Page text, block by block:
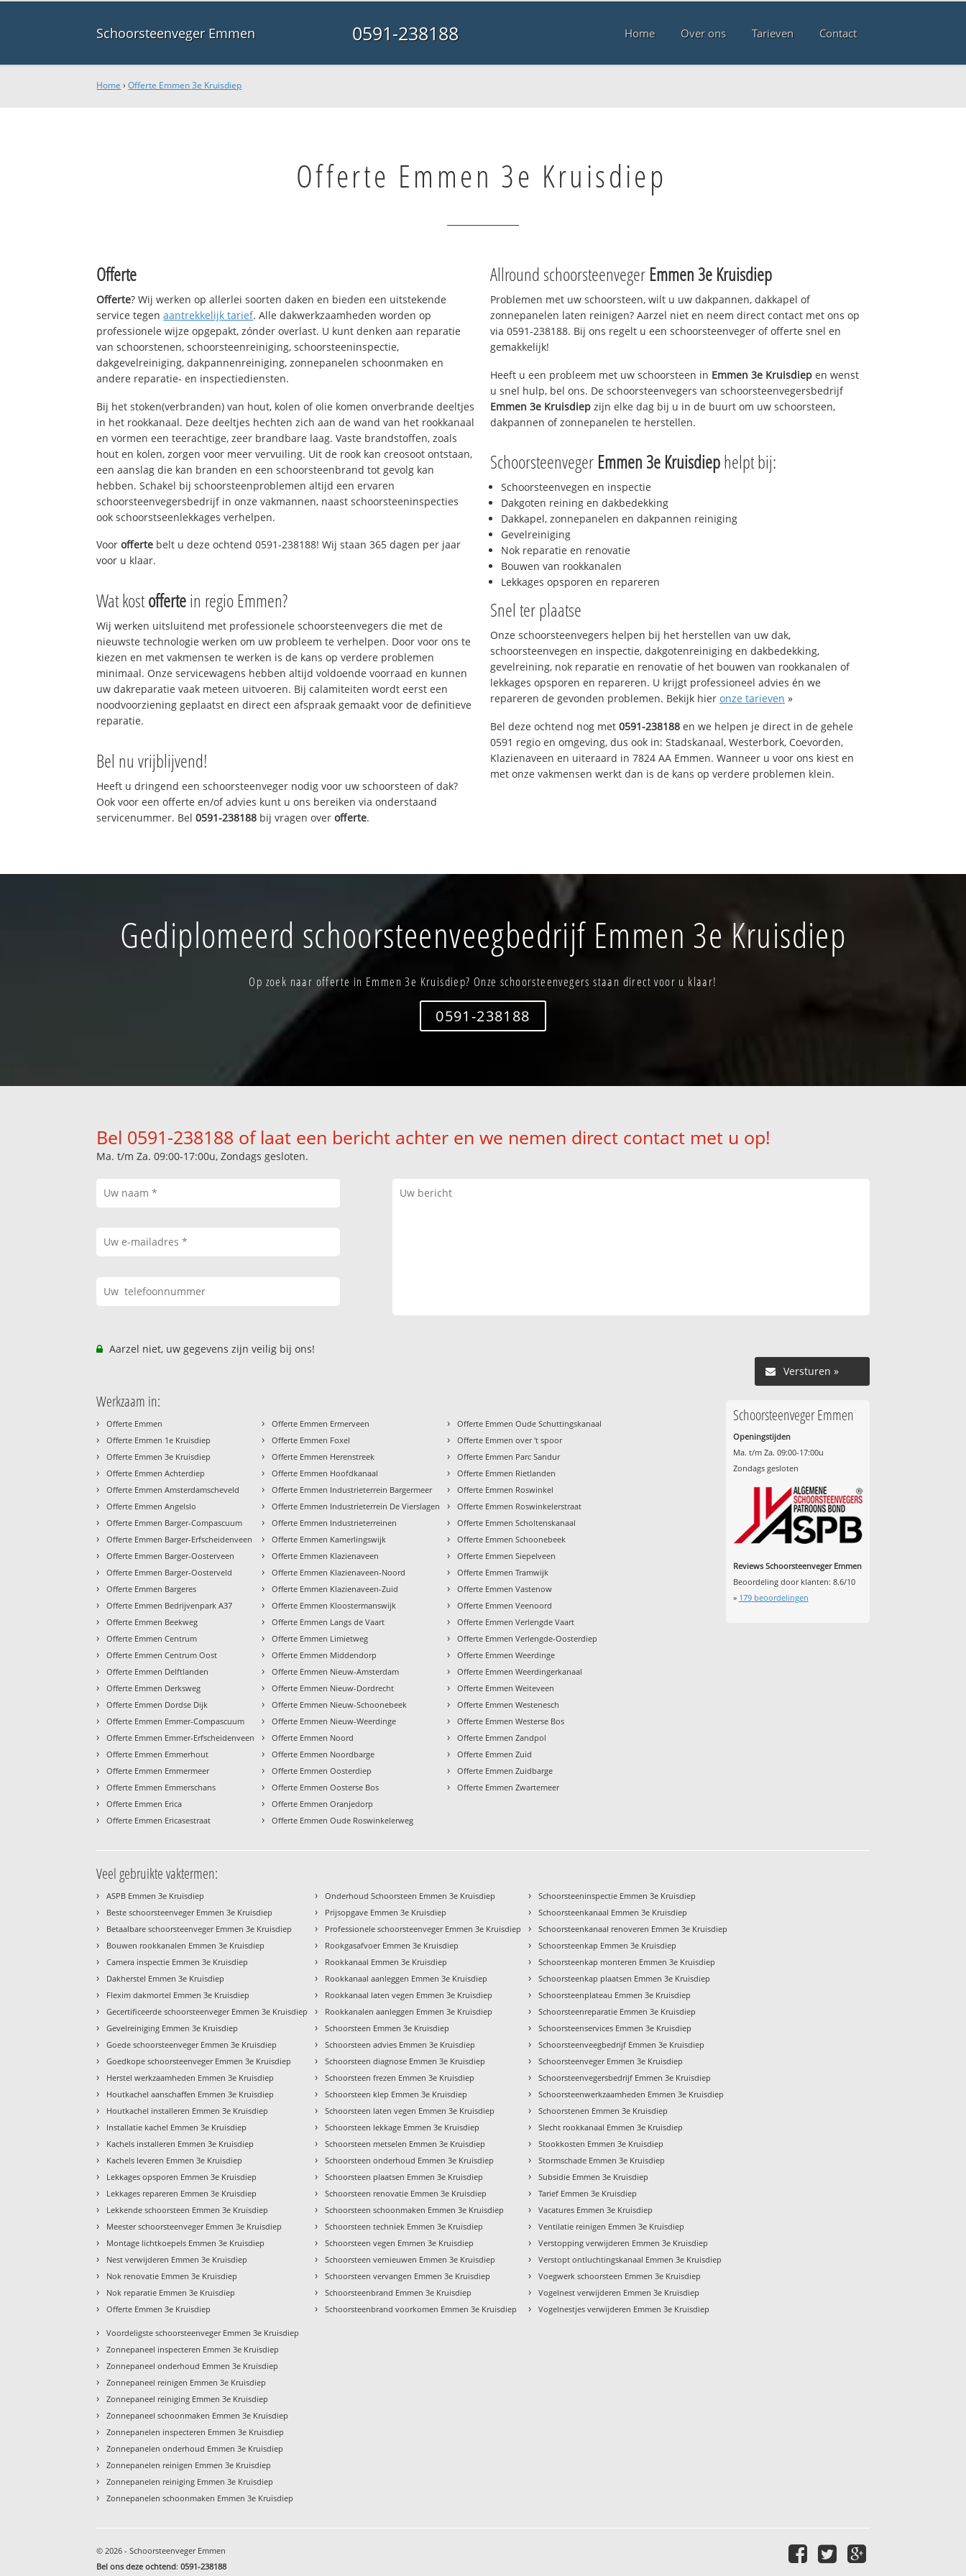
Schoorsteenveger Emmen 0591-238188 Home Over ons Tarieven Contact
Home ›Offerte Emmen 3e Kruisdiep
Offerte Emmen 3e Kruisdiep
Offerte
Offerte? Wij werken op allerlei soorten daken en bieden een uitstekende
service tegenaantrekkelijk tarief. Alle dakwerkzaamheden worden op
professionele wijze opgepakt, zónder overlast. U kunt denken aan reparatie
van schoorstenen, schoorsteenreiniging, schoorsteeninspectie,
dakgevelreiniging, dakpannenreiniging, zonnepanelen schoonmaken en
andere reparatie- en inspectiediensten.
Bij het stoken(verbranden) van hout, kolen of olie komen onverbrande deeltjes
in het rookkanaal. Deze deeltjes hechten zich aan de wand van het rookkanaal
en vormen een teerachtige, zeer brandbare laag. Vaste brandstoffen, zoals
hout en kolen, zorgen voor meer vervuiling. Uit de rook kan creosoot ontstaan,
een aanslag die kan branden en een schoorsteenbrand tot gevolg kan
hebben. Schakel bij schoorsteenproblemen altijd een ervaren
schoorsteenvegersbedrijf in onze vakmannen, naast schoorsteeninspecties
ook schoorstseenlekkages verhelpen.
Voorofferte belt u deze ochtend 0591-238188! Wij staan 365 dagen per jaar
voor u klaar.
Wat kostoffertein regio Emmen?
Wij werken uitsluitend met professionele schoorsteenvegers die met de
nieuwste technologie werken om uw probleem te verhelpen. Door voor ons te
kiezen en met vakmensen te werken is de kans op verdere problemen
minimaal. Onze servicewagens hebben altijd voldoende voorraad en kunnen
uw dakreparatie vaak meteen uitvoeren. Bij calamiteiten wordt eerst een
noodvoorziening geplaatst en direct een afspraak gemaakt voor de definitieve
reparatie.
Bel nu vrijblijvend!
Heeft u dringend een schoorsteenveger nodig voor uw schoorsteen of dak?
Ook voor een offerte en/of advies kunt u ons bereiken via onderstaand
servicenummer. Bel0591-238188 bij vragen overofferte.
Allround schoorsteenveger Emmen 3e Kruisdiep
Problemen met uw schoorsteen, wilt u uw dakpannen, dakkapel of
zonnepanelen laten reinigen? Aarzel niet en neem direct contact met ons op
via 0591-238188. Bij ons regelt u een schoorsteenveger of offerte snel en
gemakkelijk!
Heeft u een probleem met uw schoorsteen in Emmen 3e Kruisdiep en wenst
u snel hulp, bel ons. De schoorsteenvegers van schoorsteenvegersbedrijf
Emmen 3e Kruisdiep zijn elke dag bij u in de buurt om uw schoorsteen,
dakpannen of zonnepanelen te herstellen.
Schoorsteenveger Emmen 3e Kruisdiephelpt bij:
Schoorsteenvegen en inspectie
Dakgoten reining en dakbedekking
Dakkapel, zonnepanelen en dakpannen reiniging
Gevelreiniging
Nok reparatie en renovatie
Bouwen van rookkanalen
Lekkages opsporen en repareren
Snel ter plaatse
Onze schoorsteenvegers helpen bij het herstellen van uw dak,
schoorsteenvegen en inspectie, dakgotenreiniging en dakbedekking,
gevelreining, nok reparatie en renovatie of het bouwen van rookkanalen of
lekkages opsporen en repareren. U krijgt professioneel advies én we
repareren de gevonden problemen. Bekijk hier onze tarieven »
Bel deze ochtend nog met 0591-238188 en we helpen je direct in de gehele
0591 regio en omgeving, dus ook in: Stadskanaal, Westerbork, Coevorden,
Klazienaveen en uiteraard in 7824 AA Emmen. Wanneer u voor ons kiest en
met onze vakmensen werkt dan is de kans op verdere problemen klein.
Gediplomeerd schoorsteenveegbedrijf Emmen 3e Kruisdiep
Op zoek naar offerte in Emmen 3e Kruisdiep? Onze schoorsteenvegers staan direct voor u klaar!
0591-238188
Bel 0591-238188 of laat een bericht achter en we nemen direct contact met u op!
Ma. t/m Za. 09:00-17:00u, Zondags gesloten.
Aarzel niet, uw gegevens zijn veilig bij ons!
Versturen »
Werkzaam in:
› Offerte Emmen
› Offerte Emmen 1e Kruisdiep
› Offerte Emmen 3e Kruisdiep
› Offerte Emmen Achterdiep
› Offerte Emmen Amsterdamscheveld
› Offerte Emmen Angelslo
› Offerte Emmen Barger-Compascuum
› Offerte Emmen Barger-Erfscheidenveen
› Offerte Emmen Barger-Oosterveen
› Offerte Emmen Barger-Oosterveld
› Offerte Emmen Bargeres
› Offerte Emmen Bedrijvenpark A37
› Offerte Emmen Beekweg
› Offerte Emmen Centrum
› Offerte Emmen Centrum Oost
› Offerte Emmen Delftlanden
› Offerte Emmen Derksweg
› Offerte Emmen Dordse Dijk
› Offerte Emmen Emmer-Compascuum
› Offerte Emmen Emmer-Erfscheidenveen
› Offerte Emmen Emmerhout
› Offerte Emmen Emmermeer
› Offerte Emmen Emmerschans
› Offerte Emmen Erica
› Offerte Emmen Ericasestraat
› Offerte Emmen Ermerveen
› Offerte Emmen Foxel
› Offerte Emmen Herenstreek
› Offerte Emmen Hoofdkanaal
› Offerte Emmen Industrieterrein Bargermeer
› Offerte Emmen Industrieterrein De Vierslagen
› Offerte Emmen Industrieterreinen
› Offerte Emmen Kamerlingswijk
› Offerte Emmen Klazienaveen
› Offerte Emmen Klazienaveen-Noord
› Offerte Emmen Klazienaveen-Zuid
› Offerte Emmen Kloostermanswijk
› Offerte Emmen Langs de Vaart
› Offerte Emmen Limietweg
› Offerte Emmen Middendorp
› Offerte Emmen Nieuw-Amsterdam
› Offerte Emmen Nieuw-Dordrecht
› Offerte Emmen Nieuw-Schoonebeek
› Offerte Emmen Nieuw-Weerdinge
› Offerte Emmen Noord
› Offerte Emmen Noordbarge
› Offerte Emmen Oosterdiep
› Offerte Emmen Oosterse Bos
› Offerte Emmen Oranjedorp
› Offerte Emmen Oude Roswinkelerweg
› Offerte Emmen Oude Schuttingskanaal
› Offerte Emmen over 't spoor
› Offerte Emmen Parc Sandur
› Offerte Emmen Rietlanden
› Offerte Emmen Roswinkel
› Offerte Emmen Roswinkelerstraat
› Offerte Emmen Scholtenskanaal
› Offerte Emmen Schoonebeek
› Offerte Emmen Siepelveen
› Offerte Emmen Tramwijk
› Offerte Emmen Vastenow
› Offerte Emmen Veenoord
› Offerte Emmen Verlengde Vaart
› Offerte Emmen Verlengde-Oosterdiep
› Offerte Emmen Weerdinge
› Offerte Emmen Weerdingerkanaal
› Offerte Emmen Weiteveen
› Offerte Emmen Westenesch
› Offerte Emmen Westerse Bos
› Offerte Emmen Zandpol
› Offerte Emmen Zuid
› Offerte Emmen Zuidbarge
› Offerte Emmen Zwartemeer
Schoorsteenveger Emmen
Openingstijden
Ma. t/m Za. 09:00-17:00u
Zondags gesloten
Reviews Schoorsteenveger Emmen
Beoordeling door klanten: 8.6/10
» 179beoordelingen
Veel gebruikte vaktermen:
› ASPB Emmen 3e Kruisdiep
› Beste schoorsteenveger Emmen 3e Kruisdiep
› Betaalbare schoorsteenveger Emmen 3e Kruisdiep
› Bouwen rookkanalen Emmen 3e Kruisdiep
› Camera inspectie Emmen 3e Kruisdiep
› Dakherstel Emmen 3e Kruisdiep
› Flexim dakmortel Emmen 3e Kruisdiep
› Gecertificeerde schoorsteenveger Emmen 3e Kruisdiep
› Gevelreiniging Emmen 3e Kruisdiep
› Goede schoorsteenveger Emmen 3e Kruisdiep
› Goedkope schoorsteenveger Emmen 3e Kruisdiep
› Herstel werkzaamheden Emmen 3e Kruisdiep
› Houtkachel aanschaffen Emmen 3e Kruisdiep
› Houtkachel installeren Emmen 3e Kruisdiep
› Installatie kachel Emmen 3e Kruisdiep
› Kachels installeren Emmen 3e Kruisdiep
› Kachels leveren Emmen 3e Kruisdiep
› Lekkages opsporen Emmen 3e Kruisdiep
› Lekkages repareren Emmen 3e Kruisdiep
› Lekkende schoorsteen Emmen 3e Kruisdiep
› Meester schoorsteenveger Emmen 3e Kruisdiep
› Montage lichtkoepels Emmen 3e Kruisdiep
› Nest verwijderen Emmen 3e Kruisdiep
› Nok renovatie Emmen 3e Kruisdiep
› Nok reparatie Emmen 3e Kruisdiep
› Offerte Emmen 3e Kruisdiep
› Onderhoud Schoorsteen Emmen 3e Kruisdiep
› Prijsopgave Emmen 3e Kruisdiep
› Professionele schoorsteenveger Emmen 3e Kruisdiep
› Rookgasafvoer Emmen 3e Kruisdiep
› Rookkanaal Emmen 3e Kruisdiep
› Rookkanaal aanleggen Emmen 3e Kruisdiep
› Rookkanaal laten vegen Emmen 3e Kruisdiep
› Rookkanalen aanleggen Emmen 3e Kruisdiep
› Schoorsteen Emmen 3e Kruisdiep
› Schoorsteen advies Emmen 3e Kruisdiep
› Schoorsteen diagnose Emmen 3e Kruisdiep
› Schoorsteen frezen Emmen 3e Kruisdiep
› Schoorsteen klep Emmen 3e Kruisdiep
› Schoorsteen laten vegen Emmen 3e Kruisdiep
› Schoorsteen lekkage Emmen 3e Kruisdiep
› Schoorsteen metselen Emmen 3e Kruisdiep
› Schoorsteen onderhoud Emmen 3e Kruisdiep
› Schoorsteen plaatsen Emmen 3e Kruisdiep
› Schoorsteen renovatie Emmen 3e Kruisdiep
› Schoorsteen schoonmaken Emmen 3e Kruisdiep
› Schoorsteen techniek Emmen 3e Kruisdiep
› Schoorsteen vegen Emmen 3e Kruisdiep
› Schoorsteen vernieuwen Emmen 3e Kruisdiep
› Schoorsteen vervangen Emmen 3e Kruisdiep
› Schoorsteenbrand Emmen 3e Kruisdiep
› Schoorsteenbrand voorkomen Emmen 3e Kruisdiep
› Schoorsteeninspectie Emmen 3e Kruisdiep
› Schoorsteenkanaal Emmen 3e Kruisdiep
› Schoorsteenkanaal renoveren Emmen 3e Kruisdiep
› Schoorsteenkap Emmen 3e Kruisdiep
› Schoorsteenkap monteren Emmen 3e Kruisdiep
› Schoorsteenkap plaatsen Emmen 3e Kruisdiep
› Schoorsteenplateau Emmen 3e Kruisdiep
› Schoorsteenreparatie Emmen 3e Kruisdiep
› Schoorsteenservices Emmen 3e Kruisdiep
› Schoorsteenveegbedrijf Emmen 3e Kruisdiep
› Schoorsteenveger Emmen 3e Kruisdiep
› Schoorsteenvegersbedrijf Emmen 3e Kruisdiep
› Schoorsteenwerkzaamheden Emmen 3e Kruisdiep
› Schoorstenen Emmen 3e Kruisdiep
› Slecht rookkanaal Emmen 3e Kruisdiep
› Stookkosten Emmen 3e Kruisdiep
› Stormschade Emmen 3e Kruisdiep
› Subsidie Emmen 3e Kruisdiep
› Tarief Emmen 3e Kruisdiep
› Vacatures Emmen 3e Kruisdiep
› Ventilatie reinigen Emmen 3e Kruisdiep
› Verstopping verwijderen Emmen 3e Kruisdiep
› Verstopt ontluchtingskanaal Emmen 3e Kruisdiep
› Voegwerk schoorsteen Emmen 3e Kruisdiep
› Vogelnest verwijderen Emmen 3e Kruisdiep
› Vogelnestjes verwijderen Emmen 3e Kruisdiep
› Voordeligste schoorsteenveger Emmen 3e Kruisdiep
› Zonnepaneel inspecteren Emmen 3e Kruisdiep
› Zonnepaneel onderhoud Emmen 3e Kruisdiep
› Zonnepaneel reinigen Emmen 3e Kruisdiep
› Zonnepaneel reiniging Emmen 3e Kruisdiep
› Zonnepaneel schoonmaken Emmen 3e Kruisdiep
› Zonnepanelen inspecteren Emmen 3e Kruisdiep
› Zonnepanelen onderhoud Emmen 3e Kruisdiep
› Zonnepanelen reinigen Emmen 3e Kruisdiep
› Zonnepanelen reiniging Emmen 3e Kruisdiep
› Zonnepanelen schoonmaken Emmen 3e Kruisdiep
© 2026 - Schoorsteenveger Emmen
Bel ons deze ochtend:0591-238188